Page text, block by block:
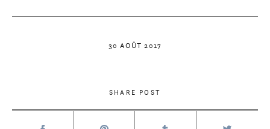
30 AOÛT 2017
SHARE POST